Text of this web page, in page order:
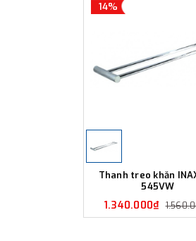
khách, chúng tôi sẽ thực hiện đơn
14%
Thanh treo khăn
545VW
1.340.000₫